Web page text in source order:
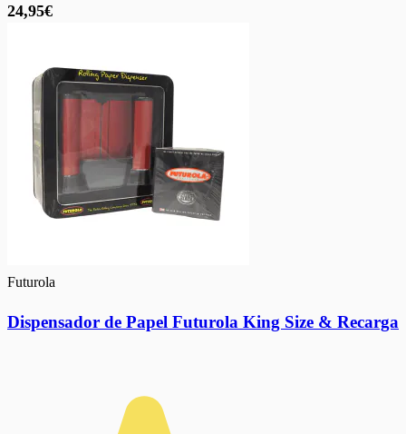
24,95€
Futurola
Dispensador de Papel Futurola King Size & Recarga